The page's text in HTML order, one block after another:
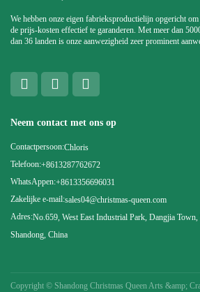
We hebben onze eigen fabrieksproductielijn opgericht
de prijs-kosten effectief te garanderen. Met meer dan
dan 36 landen is onze aanwezigheid zeer prominent
Neem contact met ons op
Contactpersoon:Chloris
Telefoon:+8613287762672
WhatsAppen:+8613356696031
Zakelijke e-mail:sales04@christmas-queen.com
Adres:No.659, West East Industrial Park, Dangjia
Shandong, China
Copyright © Shandong Christmas Queen Arts &amp;